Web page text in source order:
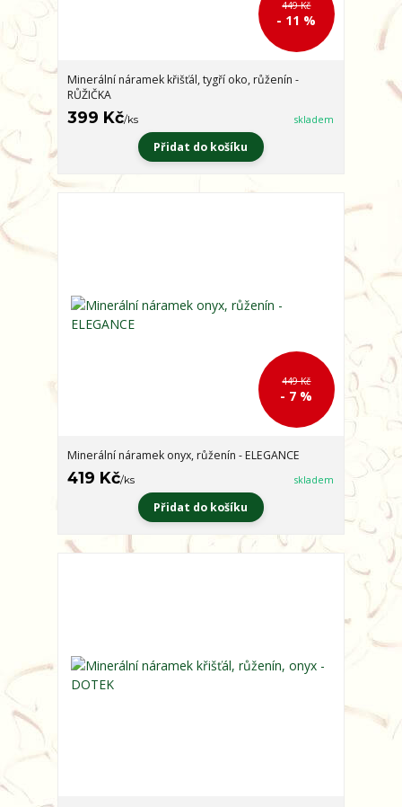
449 Kč
- 11 %
Minerální náramek křišťál, tygří oko, růženín -
RŮŽIČKA
399 Kč/ks skladem
Přidat do košíku
449 Kč
- 7 %
Minerální náramek onyx, růženín - ELEGANCE
419 Kč/ks skladem
Přidat do košíku